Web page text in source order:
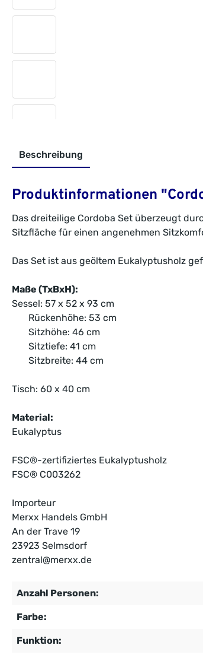
Beschreibung
Produktinformationen
Das dreiteilige Cordoba Set überzeugt
Sitzfläche für einen angenehmen
Das Set ist aus geöltem Eukalyptusholz
Maße (TxBxH):
Sessel: 57 x 52 x 93 cm
Rückenhöhe: 53 cm
Sitzhöhe: 46 cm
Sitztiefe: 41 cm
Sitzbreite: 44 cm
Tisch: 60 x 40 cm
Material:
Eukalyptus
FSC®-zertifiziertes Eukalyptusholz
FSC® C003262
Importeur
Merxx Handels GmbH
An der Trave 19
23923 Selmsdorf
zentral@merxx.de
Anzahl Personen:
Farbe:
Funktion: